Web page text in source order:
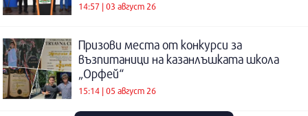
14:57 | 03 август 26
Призови места от конкурси за
възпитаници на казанлъшката школа
„Орфей“
15:14 | 05 август 26